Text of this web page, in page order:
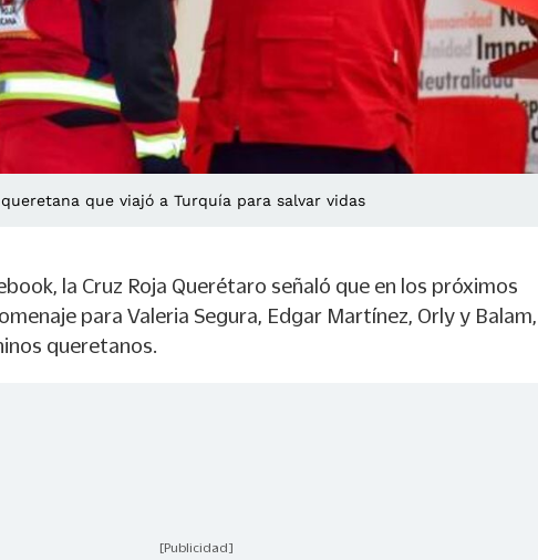
que viajó a Turquía para salvar vidas
la Cruz Roja Querétaro señaló que en los próximos
para Valeria Segura, Edgar Martínez, Orly y Balam,
queretanos.
[Publicidad]